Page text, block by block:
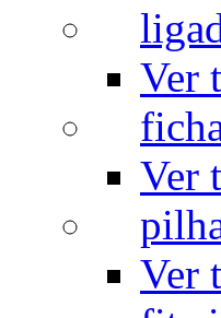
Ver
Ver
Ver